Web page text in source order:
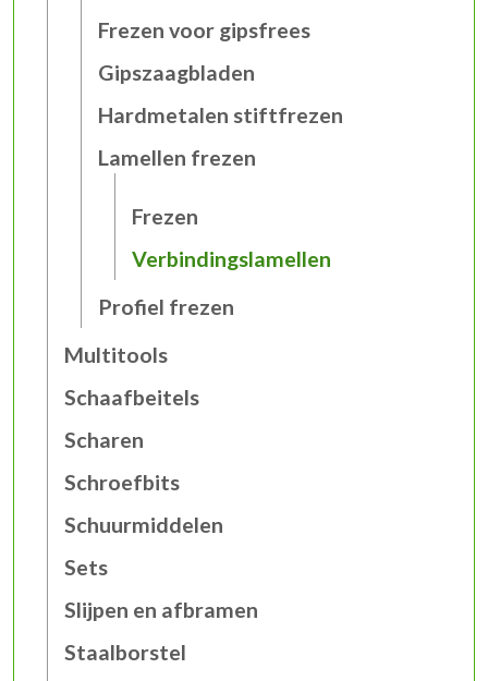
Frezen voor gipsfrees
Gipszaagbladen
Hardmetalen stiftfrezen
Lamellen frezen
Frezen
Verbindingslamellen
Profiel frezen
Multitools
Schaafbeitels
Scharen
Schroefbits
Schuurmiddelen
Sets
Slijpen en afbramen
Staalborstel